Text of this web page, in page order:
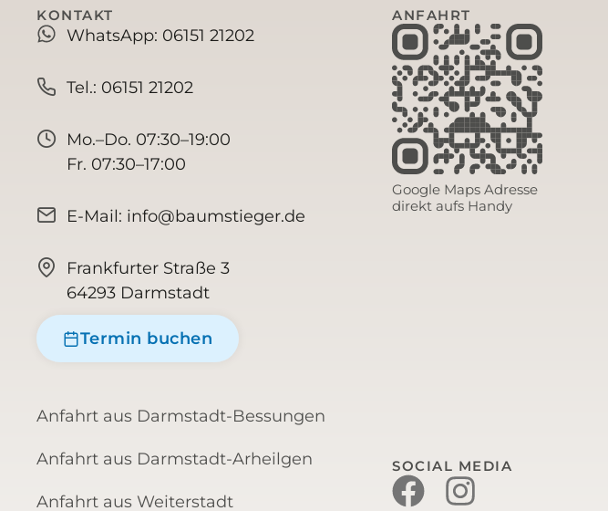
KONTAKT
WhatsApp: 06151 21202
Tel.: 06151 21202
Mo.–Do. 07:30–19:00
Fr. 07:30–17:00
E-Mail: info@baumstieger.de
Frankfurter Straße 3
64293 Darmstadt
Termin buchen
Anfahrt aus Darmstadt-Bessungen
Anfahrt aus Darmstadt-Arheilgen
Anfahrt aus Weiterstadt
ANFAHRT
Google Maps Adresse
direkt aufs Handy
SOCIAL MEDIA